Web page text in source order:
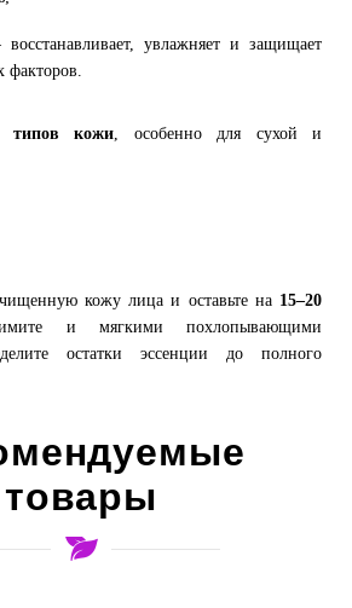
увлажняет и защищает
факторов.
типов кожи, особенно для сухой и
кожу лица и оставьте на 15–20
и мягкими похлопывающими
остатки эссенции до полного
товары